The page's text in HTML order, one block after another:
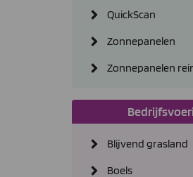
QuickScan
Zonnepanelen
Zonnepanelen
Blijvend grasland
Boels